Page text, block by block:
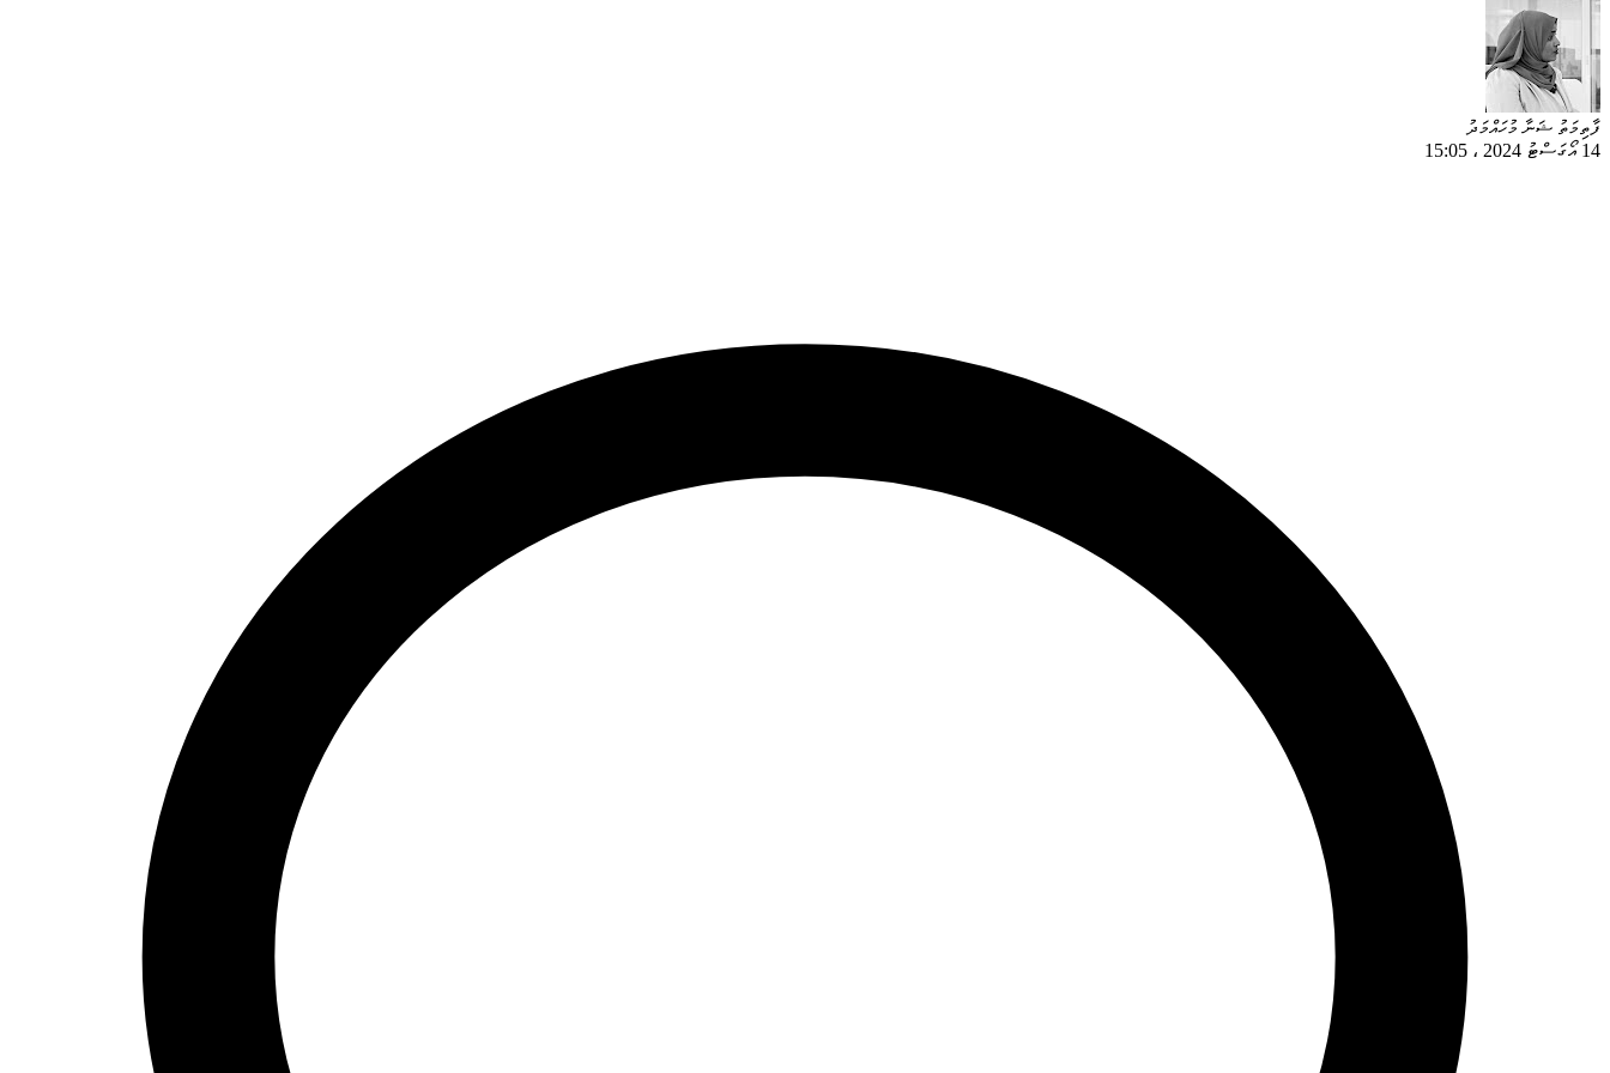
ފާތިމަތު ޝަނާ މުހައްމަދު
14 އޯގަސްޓު 2024
، 15:05